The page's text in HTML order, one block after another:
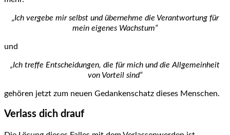
„Ich vergebe mir selbst und übernehme die Verantwortung für
mein eigenes Wachstum“
und
„Ich treffe Entscheidungen, die für mich und die Allgemeinheit
von Vorteil sind“
gehören jetzt zum neuen Gedankenschatz dieses Menschen.
Verlass dich drauf